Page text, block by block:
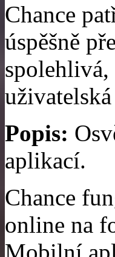
Chance
úspěšně
spolehlivá,
Popis:
aplikací.
Chance
online na